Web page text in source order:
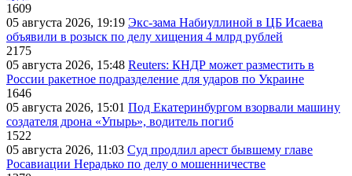
1609
05 августа 2026, 19:19 Экс-зама Набиуллиной в ЦБ Исаева
объявили в розыск по делу хищения 4 млрд рублей
2175
05 августа 2026, 15:48 Reuters: КНДР может разместить в
России ракетное подразделение для ударов по Украине
1646
05 августа 2026, 15:01 Под Екатеринбургом взорвали машину
создателя дрона «Упырь», водитель погиб
1522
05 августа 2026, 11:03 Суд продлил арест бывшему главе
Росавиации Нерадько по делу о мошенничестве